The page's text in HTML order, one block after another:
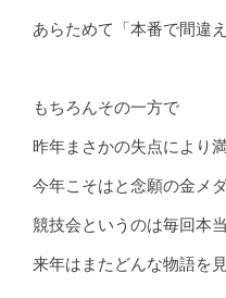
あらためて「本番で間違
もちろんその一方で
昨年まさかの失点により
今年こそはと念願の金メ
競技会というのは毎回本
来年はまたどんな物語を